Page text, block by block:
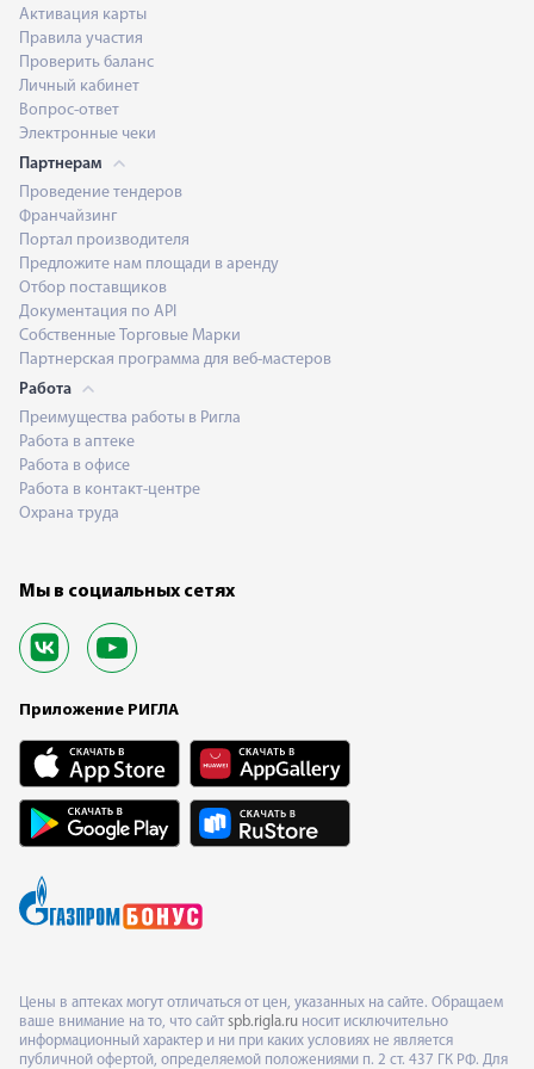
Активация карты
Правила участия
Проверить баланс
Личный кабинет
Вопрос-ответ
Электронные чеки
Партнерам
Проведение тендеров
Франчайзинг
Портал производителя
Предложите нам площади в аренду
Отбор поставщиков
Документация по API
Собственные Торговые Марки
Партнерская программа для веб-мастеров
Работа
Преимущества работы в Ригла
Работа в аптеке
Работа в офисе
Работа в контакт-центре
Охрана труда
Мы в социальных сетях
Приложение РИГЛА
Цены в аптеках могут отличаться от цен, указанных на сайте. Обращаем
ваше внимание на то, что сайт spb.rigla.ru носит исключительно
информационный характер и ни при каких условиях не является
публичной офертой, определяемой положениями п. 2 ст. 437 ГК РФ. Для